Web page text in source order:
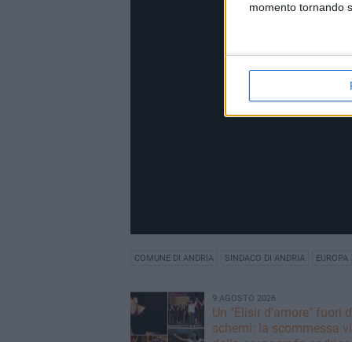
momento tornando
COMUNE DI ANDRIA SINDACO DI ANDRIA EUROPA
9 AGOSTO 2026
Un "Elisir d'amore" fuori
schemi: la scommessa